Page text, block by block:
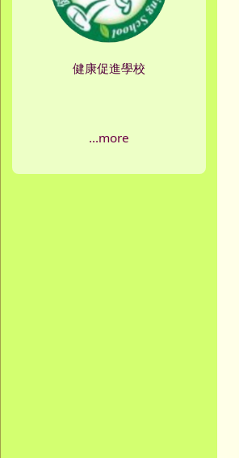
0807-「桃園市115學年度學生舞蹈比賽實
載：桃園市115年度『品德教育–敬師藝文競
名表.pdf
健康促進學校
...more